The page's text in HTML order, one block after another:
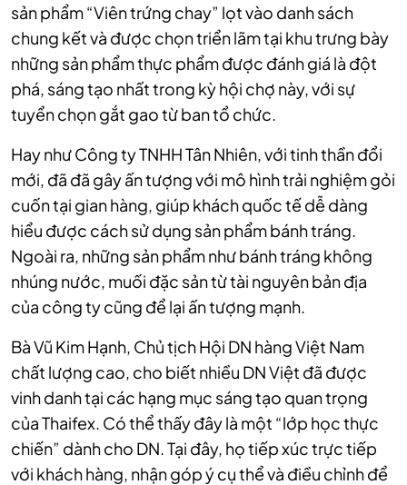
sản phẩm “Viên trứng chay” lọt vào danh sách
chung kết và được chọn triển lãm tại khu trưng bày
những sản phẩm thực phẩm được đánh giá là đột
phá, sáng tạo nhất trong kỳ hội chợ này, với sự
tuyển chọn gắt gao từ ban tổ chức.
Hay như Công ty TNHH Tân Nhiên, với tinh thần đổi
mới, đã đã gây ấn tượng với mô hình trải nghiệm gỏi
cuốn tại gian hàng, giúp khách quốc tế dễ dàng
hiểu được cách sử dụng sản phẩm bánh tráng.
Ngoài ra, những sản phẩm như bánh tráng không
nhúng nước, muối đặc sản từ tài nguyên bản địa
của công ty cũng để lại ấn tượng mạnh.
Bà Vũ Kim Hạnh, Chủ tịch Hội DN hàng Việt Nam
chất lượng cao, cho biết nhiều DN Việt đã được
vinh danh tại các hạng mục sáng tạo quan trọng
của Thaifex. Có thể thấy đây là một “lớp học thực
chiến” dành cho DN. Tại đây, họ tiếp xúc trực tiếp
với khách hàng, nhận góp ý cụ thể và điều chỉnh để